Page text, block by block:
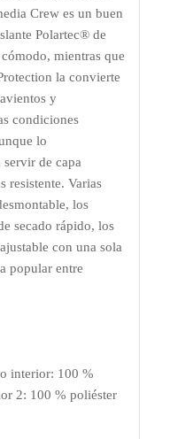
Crew es un buen
Polartec® de
mientras que
la convierte
y
condiciones
lo
de capa
resistente. Varias
los
secado rápido, los
con una sola
popular entre
interior: 100 %
2: 100 % poliéster